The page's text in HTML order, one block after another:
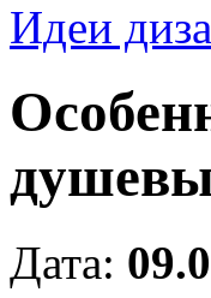
Идеи
Дата: